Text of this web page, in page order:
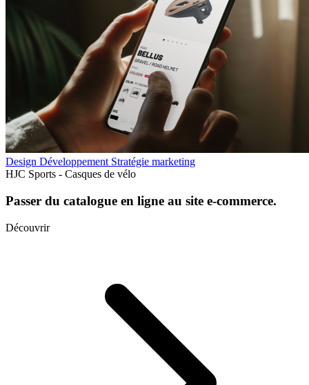
Design Développement Stratégie marketing
HJC Sports - Casques de vélo
Passer du catalogue en ligne au site e-commerce.
Découvrir